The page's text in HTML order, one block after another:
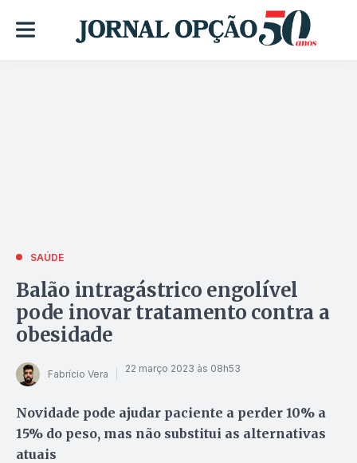
SAÚDE
Balão intragástrico engolível
pode inovar tratamento contra a
obesidade
Fabrício Vera 22 março 2023 às 08h53
Novidade pode ajudar paciente a perder 10% a
15% do peso, mas não substitui as alternativas
atuais